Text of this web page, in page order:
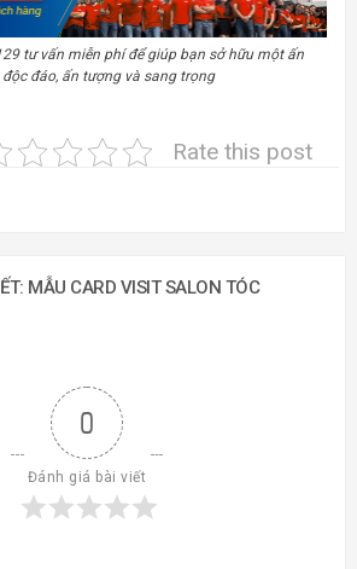
tư vấn miễn phí để giúp bạn sở hữu một ấn
đáo, ấn tượng và sang trọng
Rate this post
MẪU CARD VISIT SALON TÓC
0
Đánh giá bài viết